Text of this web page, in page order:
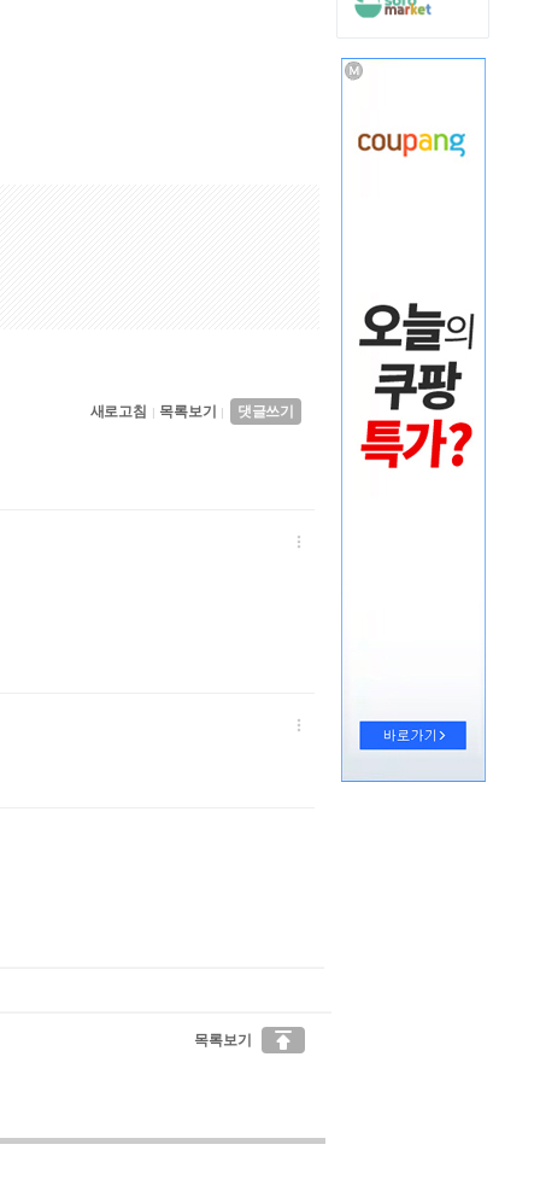
새로고침 | 목록보기 | 댓글쓰기


목록보기 